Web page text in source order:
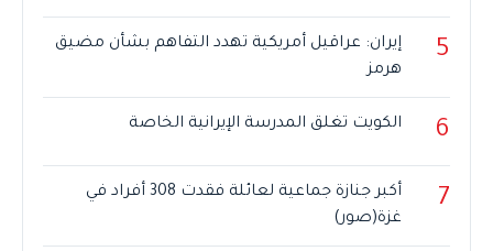
5
إيران: عراقيل أمريكية تهدد التفاهم بشأن مضيق
هرمز
6 الكويت تغلق المدرسة الإيرانية الخاصة
7
أكبر جنازة جماعية لعائلة فقدت 308 أفراد في
غزة(صور)